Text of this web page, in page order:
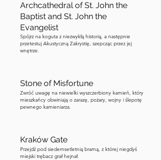
about at Piwnica Kata. What you do at
this point is up to you. The Lublin
tradition is straightforward. Do not
touch the stone. Do not stand on it. Do
every day. A few of them might be
unlucky later, and they will absolutely
blame the stone. For my part, I would
are ready, follow the map to a great
Gothic gate that marks the entrance to
Archcathedral of St. John the
Baptist and St. John the
Evangelist
Spójrz na koguta z niezwykłą historią, a następnie
przetestuj Akustyczną Zakrystię, szepcząc przez jej
wnętrze.
Stone of Misfortune
Zwróć uwagę na niewielki wyszczerbiony kamień, który
mieszkańcy obwiniają o zarazę, pożary, wojny i ślepotę
pewnego kamieniarza.
Kraków Gate
Przejdź pod siedemsetletnią bramą, z której niegdyś
miejski trębacz grał hejnał.